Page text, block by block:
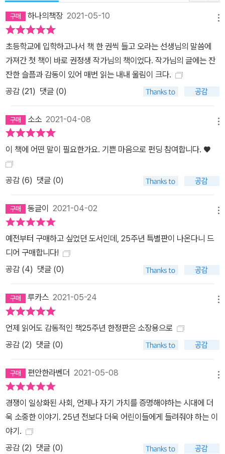
하나의책장2021-05-10
초등학교에 입학하고나서 책 한 권씩 들고 오라는 선생님의 말씀에
가져간 첫 책이 바로 권정생 작가님의 책이었다. 작가님의 글에는 잔
잔한 슬픔과 감동이 있어 매번 읽는 내내 울림이 크다.
공감 (21) 댓글 (0)
소소 2021-04-08
이 책에 어떤 말이 필요한가요. 기쁜 마음으로 펀딩 참여합니다. ♥️
공감 (6) 댓글 (0)
동글이 2021-04-02
예전부터 구매하고 싶었던 도서인데, 25주년 특별판이 나온다니 드
디어 구매합니다!
공감 (4) 댓글 (0)
루카스 2021-05-24
언제 읽어도 감동적인 책25주년 한정판은 소장용으로
공감 (2) 댓글 (0)
편안한라벤더 2021-05-08
경쟁이 일상화된 사회, 언제나 자기 가치를 증명해야하는 시대에 더
욱 소중한 이야기. 25년 전보다 더욱 어린이들에게 들려줘야 하는 이
야기.
공감 (2) 댓글 (0)